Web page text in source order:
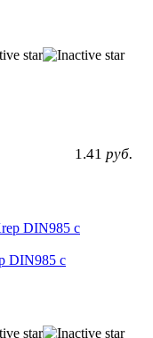
1.41 руб.
DIN985 c